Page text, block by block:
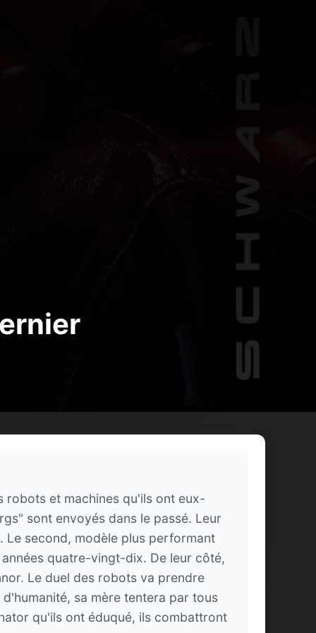
robots et machines qu'ils ont eux-
sont envoyés dans le passé. Leur
Le second, modèle plus performant
quatre-vingt-dix. De leur côté,
Le duel des robots va prendre
sa mère tentera par tous
qu'ils ont éduqué, ils combattront